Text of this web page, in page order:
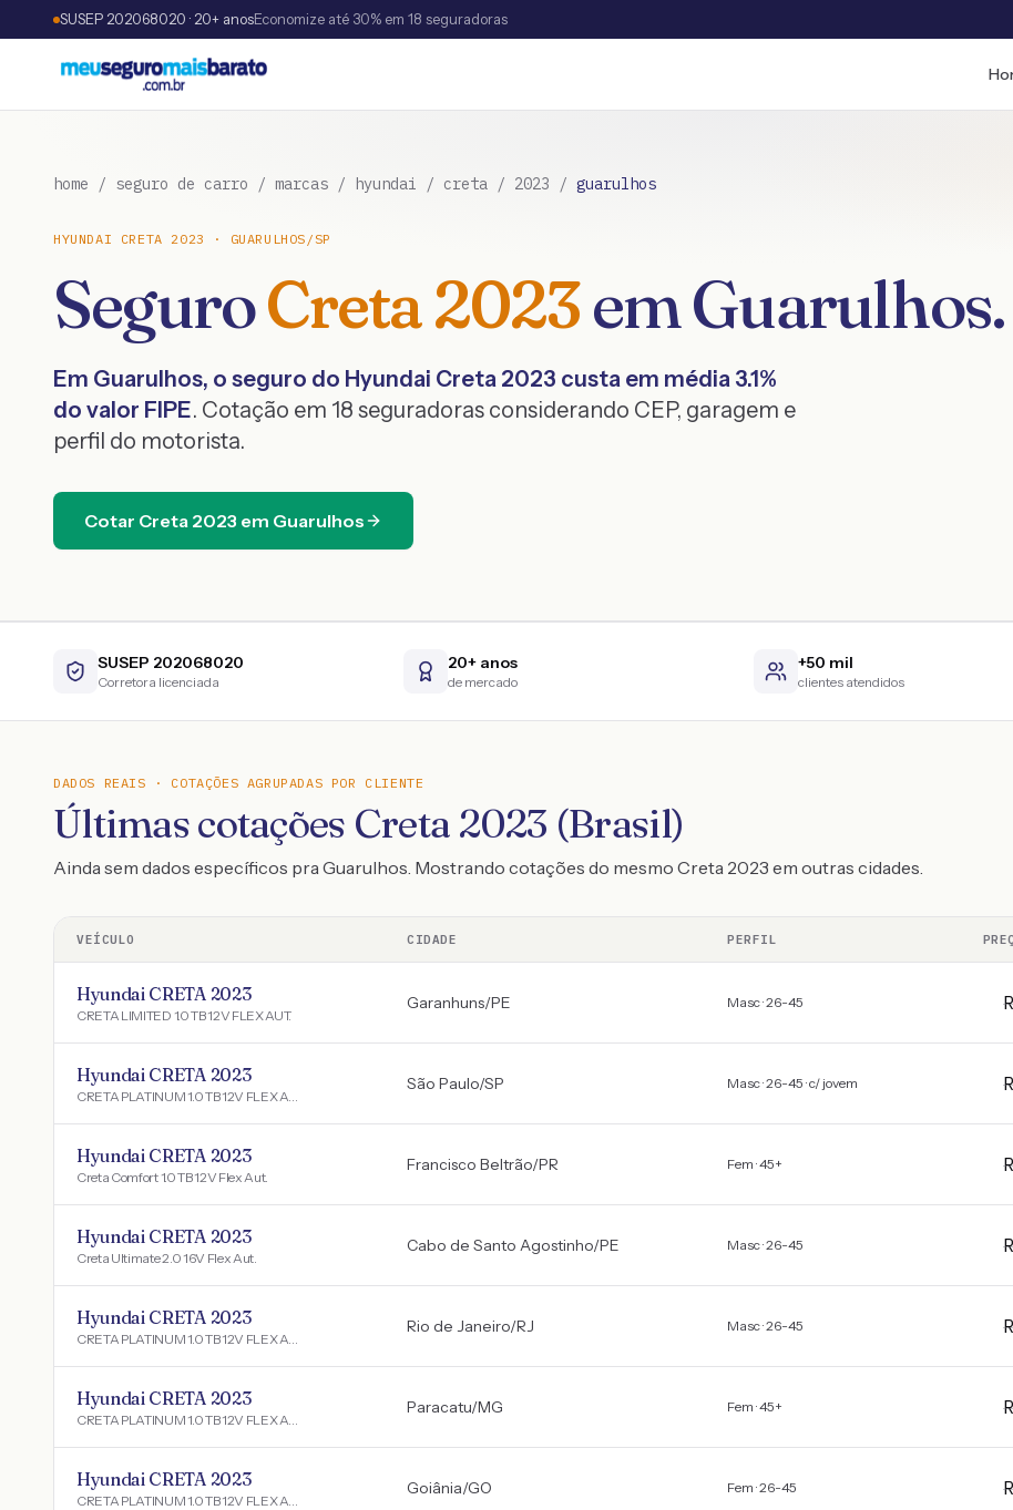
SUSEP 202068020 · 20+ anosEconomize até 30% em 18 seguradoras
home / seguro de carro / marcas / hyundai / creta / 2023 / guarulhos
HYUNDAI CRETA 2023 · GUARULHOS /SP
SeguroCreta2023emGuarulhos.
Em Guarulhos, o seguro do Hyundai Creta 2023 custa em média 3.1%
do valor FIPE. Cotação em 18 seguradoras considerando CEP, garagem e
perfil do motorista.
Cotar Creta 2023 em Guarulhos
SUSEP 202068020
Corretora licenciada
20+ anos
de mercado
+50 mil
clientes atendidos
DADOS REAIS · COTAÇÕES AGRUPADAS POR CLIENTE
Últimas cotações Creta 2023 (Brasil)
Ainda sem dados específicos pra Guarulhos. Mostrando cotações do mesmo Creta 2023 em outras cidades.
VEÍCULO CIDADE PERFIL
Hyundai CRETA 2023
CRETA LIMITED 1.0 TB 12V FLEX AUT.
Garanhuns/PE Masc · 26-45
Hyundai CRETA 2023
CRETA PLATINUM 1.0 TB 12V FLEX AUT.
São Paulo/SP Masc · 26-45 · c/ jovem
Hyundai CRETA 2023
Creta Comfort 1.0 TB 12V Flex Aut.
Francisco Beltrão/PR Fem · 45+
Hyundai CRETA 2023
Creta Ultimate 2.0 16V Flex Aut.
Cabo de Santo Agostinho/PE Masc · 26-45
Hyundai CRETA 2023
CRETA PLATINUM 1.0 TB 12V FLEX AUT.
Rio de Janeiro/RJ Masc · 26-45
Hyundai CRETA 2023
CRETA PLATINUM 1.0 TB 12V FLEX AUT.
Paracatu/MG Fem · 45+
Hyundai CRETA 2023
CRETA PLATINUM 1.0 TB 12V FLEX AUT.
Goiânia/GO Fem · 26-45